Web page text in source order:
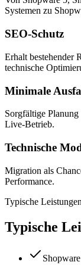
Systemen zu
SEO-Schutz
Erhalt bestehender
technische
Minimale
Sorgfältige
Live-Betrieb.
Technische
Migration als
Performance.
Typische Leistungen
Typische